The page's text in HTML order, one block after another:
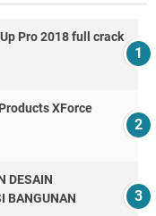
Pro 2018 full crack
XForce
DESAIN
BANGUNAN